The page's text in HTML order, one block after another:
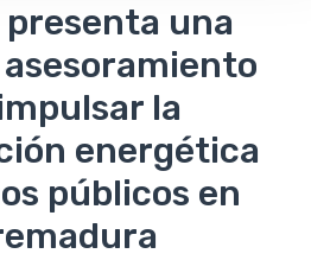
presenta una
la
energética
públicos en